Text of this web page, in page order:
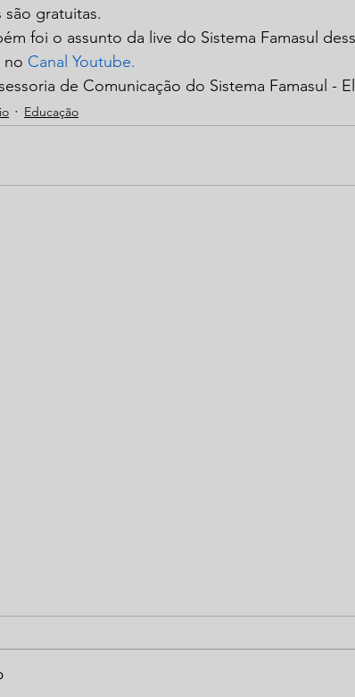
são gratuitas.
foi o assunto da live do Sistema Famasul
no Canal Youtube.
de Comunicação do Sistema Famasul -
Educação